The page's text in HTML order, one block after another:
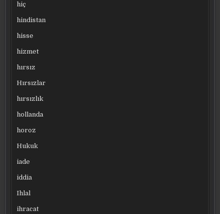
hiç
hindistan
hisse
hizmet
hırsız
Hırsızlar
hırsızlık
hollanda
horoz
Hukuk
iade
iddia
Ihlal
ihracat